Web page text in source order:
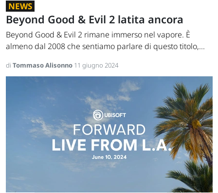
NEWS
Beyond Good & Evil 2 latita ancora
Beyond Good & Evil 2 rimane immerso nel vapore. È
almeno dal 2008 che sentiamo parlare di questo titolo,...
di Tommaso Alisonno 11 giugno 2024